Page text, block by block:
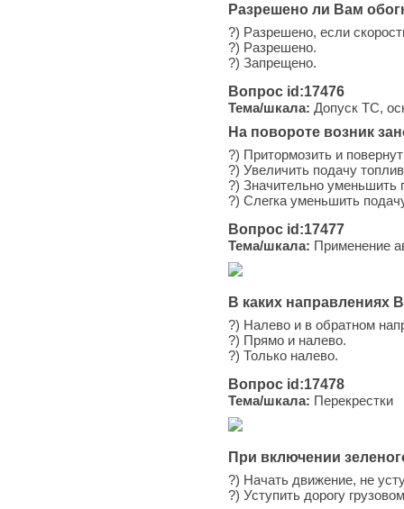
Разрешено ли Вам
?) Разрешено, если
?) Разрешено.
?) Запрещено.
Вопрос id:17476
Тема/шкала: Допуск ТС,
На повороте возник
?) Притормозить и
?) Увеличить подачу
?) Значительно уменьшить
?) Слегка уменьшить
Вопрос id:17477
Тема/шкала: Применение
В каких направлениях
?) Налево и в обратном
?) Прямо и налево.
?) Только налево.
Вопрос id:17478
Тема/шкала: Перекрестки
При включении
?) Начать движение, не
?) Уступить дорогу